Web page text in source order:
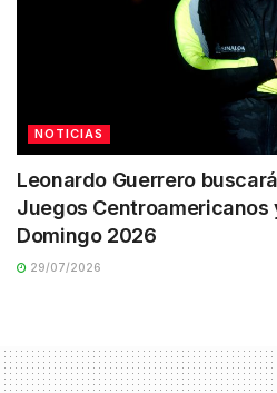
NOTICIAS
Leonardo Guerrero
Juegos Centroamericanos
Domingo 2026
29/07/2026